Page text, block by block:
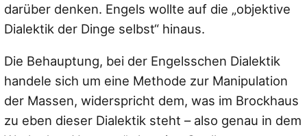
darüber denken. Engels wollte auf die „objektive
Dialektik der Dinge selbst“ hinaus.
Die Behauptung, bei der Engelsschen Dialektik
handele sich um eine Methode zur Manipulation
der Massen, widerspricht dem, was im Brockhaus
zu eben dieser Dialektik steht – also genau in dem